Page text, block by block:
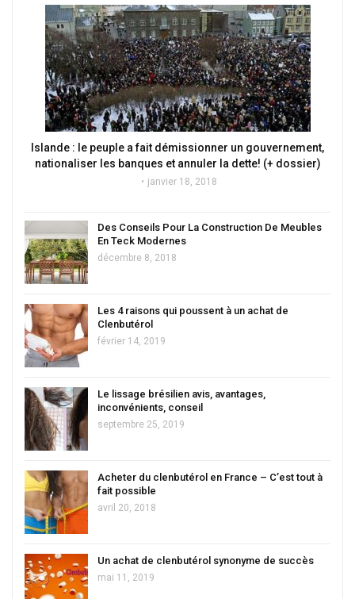
Islande : le peuple a fait démissionner un gouvernement,
nationaliser les banques et annuler la dette! (+ dossier)
janvier 18, 2018
Des Conseils Pour La Construction De Meubles
En Teck Modernes
décembre 8, 2018
Les 4 raisons qui poussent à un achat de
Clenbutérol
février 14, 2019
Le lissage brésilien avis, avantages,
inconvénients, conseil
septembre 25, 2019
Acheter du clenbutérol en France – C’est tout à
fait possible
avril 20, 2018
Un achat de clenbutérol synonyme de succès
mai 11, 2019